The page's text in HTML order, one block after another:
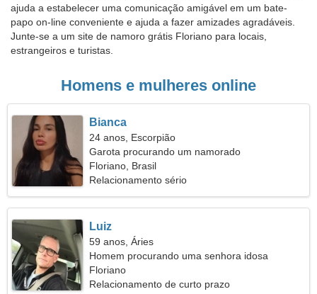
ajuda a estabelecer uma comunicação amigável em um bate-
papo on-line conveniente e ajuda a fazer amizades agradáveis.
Junte-se a um site de namoro grátis Floriano para locais,
estrangeiros e turistas.
Homens e mulheres online
Bianca
24 anos, Escorpião
Garota procurando um namorado
Floriano, Brasil
Relacionamento sério
Luiz
59 anos, Áries
Homem procurando uma senhora idosa
Floriano
Relacionamento de curto prazo